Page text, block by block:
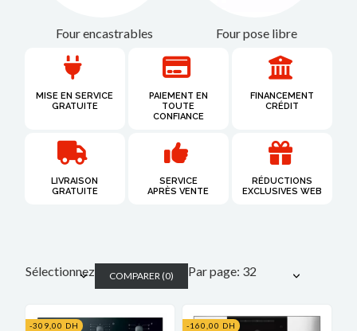
Four encastrables Four pose libre
MISE EN SERVICE
GRATUITE
PAIEMENT EN
TOUTE
CONFIANCE
FINANCEMENT
CRÉDIT
LIVRAISON
GRATUITE​
SERVICE
APRÈS VENTE
RÉDUCTIONS
EXCLUSIVES WEB
Sélectionnez COMPARER (0) Par page: 32
-309,00 DH -160,00 DH